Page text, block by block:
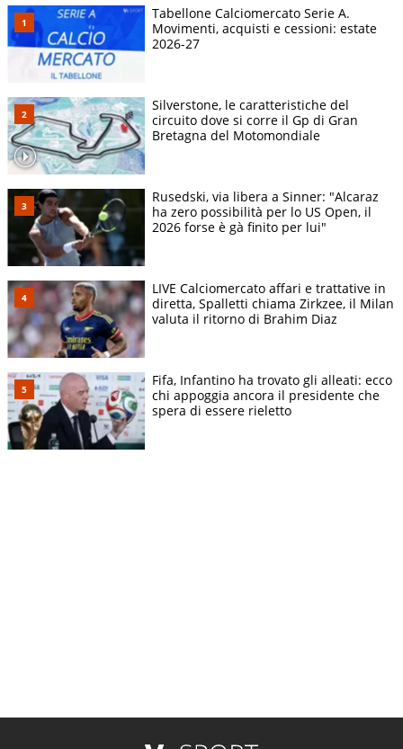
Tabellone Calciomercato Serie A.
Movimenti, acquisti e cessioni: estate
2026-27
Silverstone, le caratteristiche del
circuito dove si corre il Gp di Gran
Bretagna del Motomondiale
Rusedski, via libera a Sinner: "Alcaraz
ha zero possibilità per lo US Open, il
2026 forse è gà finito per lui"
LIVE Calciomercato affari e trattative in
diretta, Spalletti chiama Zirkzee, il Milan
valuta il ritorno di Brahim Diaz
Fifa, Infantino ha trovato gli alleati: ecco
chi appoggia ancora il presidente che
spera di essere rieletto